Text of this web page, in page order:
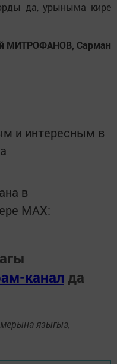
да, урыныма кире
МИТРОФАНОВ, Сарман
и интересным в
в
MАХ:
канал да
языгыз,